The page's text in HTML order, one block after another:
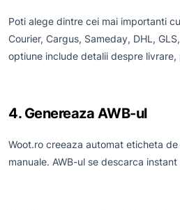
Poti alege dintre cei mai importanti
Courier, Cargus, Sameday, DHL,
optiune include detalii despre
4. Genereaza AWB-ul
Woot.ro creeaza automat eticheta
manuale. AWB-ul se descarca